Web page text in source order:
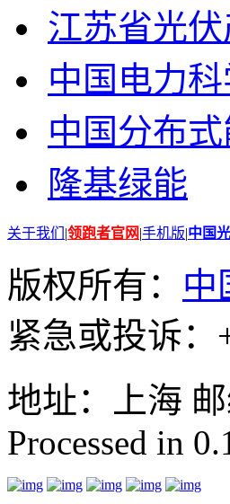
江苏省光
中国电力
中国分布式
隆基绿能
关于我们 |领跑者官网|手机版|中国
版权所有： 中
紧急或投诉：
地址：上海
Processed in